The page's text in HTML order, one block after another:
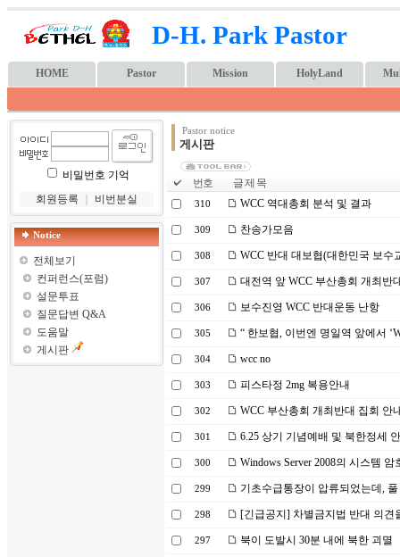
D-H. Park Pastor
HOME Pastor Mission HolyLand
비밀번호 기억
회원등록
비번분실
Notice
전체보기
컨퍼런스(포럼)
설문투표
질문답변 Q&A
도움말
게시판
Pastor notice
게시판
번호 글 제 목
310 WCC 역대총회 분석 및 결과
309 찬송가모음
308 WCC 반대 대보협(대한민국 보수
307 대전역 앞 WCC 부산총회 개최반
306 보수진영 WCC 반대운동 난항
305 “ 한보협, 이번엔 명일역 앞에서
304 wcc no
303 피스타정 2mg 복용안내
302 WCC 부산총회 개최반대 집회 안
301 6.25 상기 기념예배 및 북한정세
300 Windows Server 2008의 시스템 암
299 기초수급통장이 압류되었는데,
298 [긴급공지] 차별금지법 반대 의견
297 북이 도발시 30분 내에 북한 괴멸